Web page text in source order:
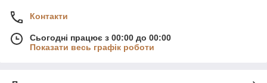
Контакти
Сьогодні працює з 00:00 до 00:00
Показати весь графік роботи